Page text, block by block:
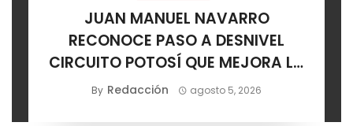
JUAN MANUEL NAVARRO
RECONOCE PASO A DESNIVEL
CIRCUITO POTOSÍ QUE MEJORA LA
MOVILIDAD METROPOLITANA
By Redacción agosto 5, 2026